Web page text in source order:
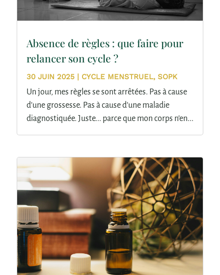
Absence de règles : que faire pour
relancer son cycle ?
30 JUIN 2025| CYCLE MENSTRUEL, SOPK
Un jour, mes règles se sont arrêtées. Pas à cause
d’une grossesse. Pas à cause d’une maladie
diagnostiquée. Juste... parce que mon corps n’en...